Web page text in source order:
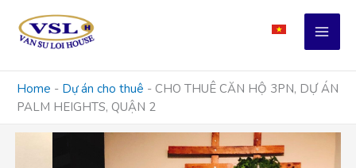
content
Home - Dự án cho thuê - CHO THUÊ CĂN HỘ 3PN, DỰ ÁN
PALM HEIGHTS, QUẬN 2